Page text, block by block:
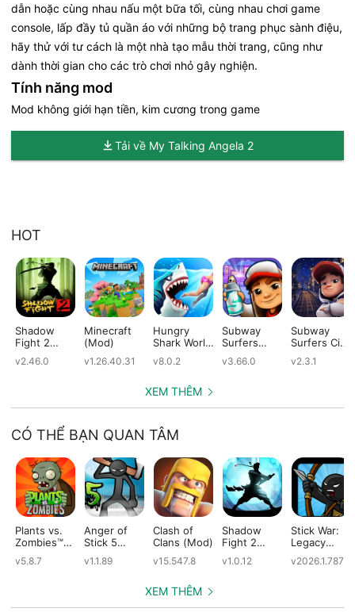
dẫn hoặc cùng nhau nấu một bữa tối, cùng nhau chơi game
console, lấp đầy tủ quần áo với những bộ trang phục sành điệu,
hãy thử với tư cách là một nhà tạo mẫu thời trang, cũng như
dành thời gian cho các trò chơi nhỏ gây nghiện.
Tính năng mod
Mod không giới hạn tiền, kim cương trong game
Tải về My Talking Angela 2
HOT
Shadow
Fight 2
v2.46.0
Minecraft
(Mod)
v1.26.40.31
Hungry
Shark World
v8.0.2
Subway
Surfers
v3.66.0
Subway
Surfers City
v2.3.1
XEM THÊM
CÓ THỂ BẠN QUAN TÂM
Plants vs.
Zombies™
v5.8.7
Anger of
Stick 5
v1.1.89
Clash of
Clans (Mod)
v15.547.8
Shadow
Fight 2
Edition
v1.0.12
Stick War:
Legacy
v2026.1.787
XEM THÊM